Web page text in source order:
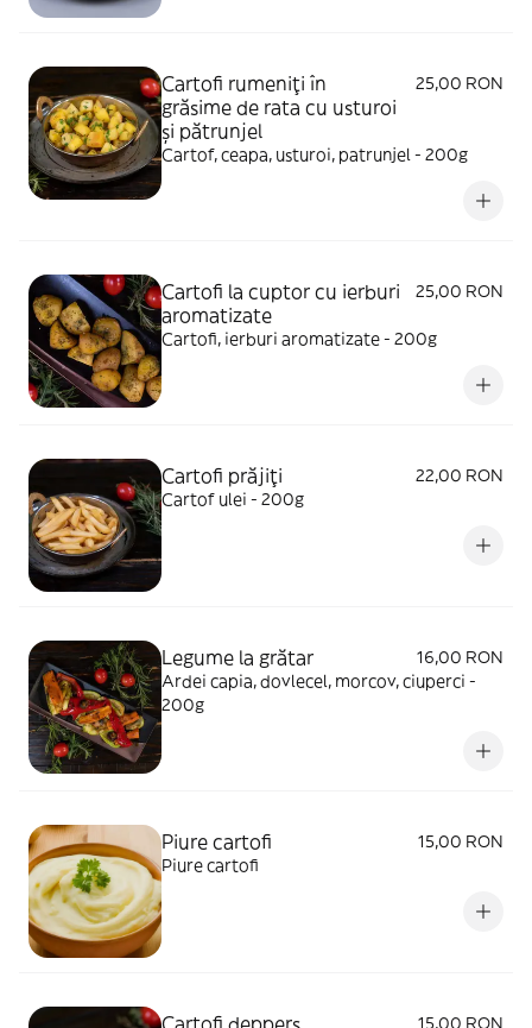
Cartofi rumeniţi în
grăsime de rata cu usturoi
și pătrunjel
25,00 RON
Cartof, ceapa, usturoi, patrunjel - 200g
Cartofi la cuptor cu ierburi
aromatizate
25,00 RON
Cartofi, ierburi aromatizate - 200g
Cartofi prăjiți
22,00 RON
Cartof ulei - 200g
Legume la grătar
16,00 RON
Ardei capia, dovlecel, morcov, ciuperci -
200g
Piure cartofi
15,00 RON
Piure cartofi
Cartofi deppers 15,00 RON